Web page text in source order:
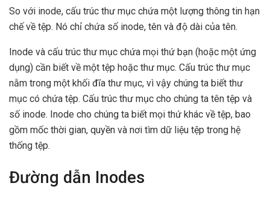
So với inode, cấu trúc thư mục chứa một lượng thông tin hạn
chế về tệp. Nó chỉ chứa số inode, tên và độ dài của tên.
Inode và cấu trúc thư mục chứa mọi thứ bạn (hoặc một ứng
dụng) cần biết về một tệp hoặc thư mục. Cấu trúc thư mục
nằm trong một khối đĩa thư mục, vì vậy chúng ta biết thư
mục có chứa tệp. Cấu trúc thư mục cho chúng ta tên tệp và
số inode. Inode cho chúng ta biết mọi thứ khác về tệp, bao
gồm mốc thời gian, quyền và nơi tìm dữ liệu tệp trong hệ
thống tệp.
Đường dẫn Inodes